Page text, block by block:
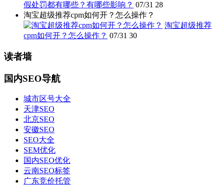
假处罚都有哪些？有哪些影响？ 07/31 28
淘宝超级推荐cpm如何开？怎么操作？
淘宝超级推荐
cpm如何开？怎么操作？ 07/31 30
读者墙
国内SEO导航
城市区号大全
天津SEO
北京SEO
安徽SEO
SEO大全
SEM优化
国内SEO优化
云南SEO标签
广东竞价托管